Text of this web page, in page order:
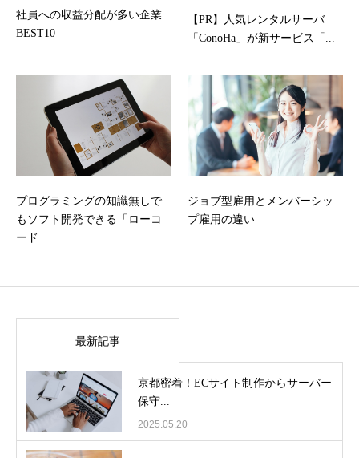
社員への収益分配が多い企業
BEST10
【PR】人気レンタルサーバ
「ConoHa」が新サービス「...
プログラミングの知識無しで
もソフト開発できる「ローコ
ード...
ジョブ型雇用とメンバーシッ
プ雇用の違い
最新記事
京都密着！ECサイト制作からサーバー
保守...
2025.05.20